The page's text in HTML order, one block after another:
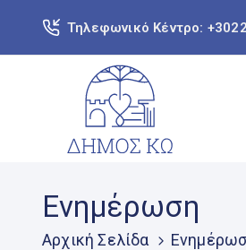
Τηλεφωνικό Κέντρο:
Ενημέρωση
Αρχική Σελίδα